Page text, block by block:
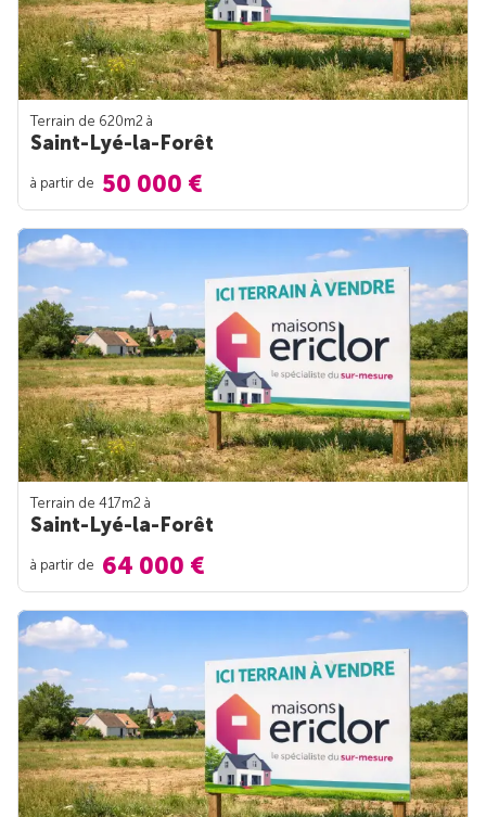
Terrain de 620m2 à
Saint-Lyé-la-Forêt
à partir de 50 000 €
Terrain de 417m2 à
Saint-Lyé-la-Forêt
à partir de 64 000 €